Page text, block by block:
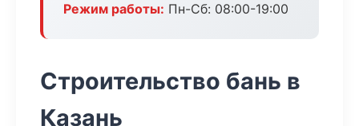
Режим работы: Пн-Сб: 08:00-19:00
Строительство бань в
Казань